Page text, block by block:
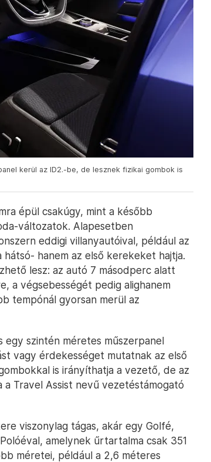
kerül az ID2.-be, de lesznek fizikai gombok is
épül csakúgy, mint a később
változatok. Alapesetben
eddigi villanyautóival, például az
hanem az első kerekeket hajtja.
lesz: az autó 7 másodperc alatt
a végsebességét pedig alighanem
tempónál gyorsan merül az
egy szintén méretes műszerpanel
vagy érdekességet mutatnak az első
is irányíthatja a vezető, de az
Travel Assist nevű vezetéstámogató
viszonylag tágas, akár egy Golfé,
amelynek űrtartalma csak 351
méretei, például a 2,6 méteres